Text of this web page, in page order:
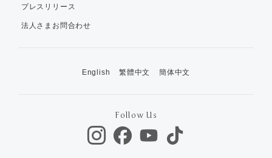
プレスリリース
法人さまお問合わせ
English 繁體中文 簡体中文
Follow Us